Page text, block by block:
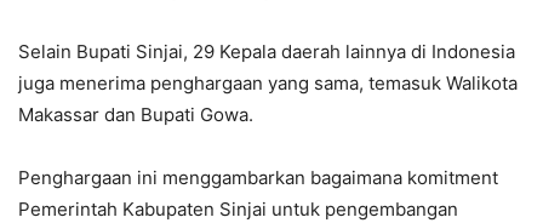
Selain Bupati Sinjai, 29 Kepala daerah lainnya di Indonesia
juga menerima penghargaan yang sama, temasuk Walikota
Makassar dan Bupati Gowa.
Penghargaan ini menggambarkan bagaimana komitment
Pemerintah Kabupaten Sinjai untuk pengembangan